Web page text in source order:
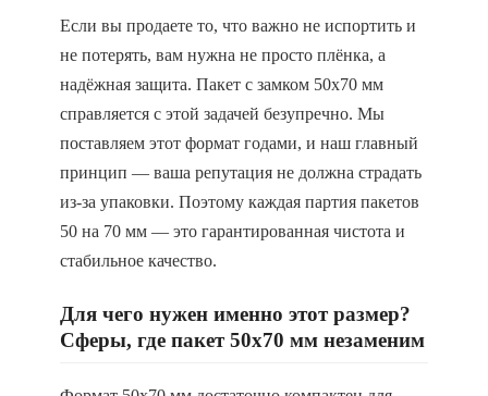
Если вы продаете то, что важно не испортить и
не потерять, вам нужна не просто плёнка, а
надёжная защита. Пакет с замком 50х70 мм
справляется с этой задачей безупречно. Мы
поставляем этот формат годами, и наш главный
принцип — ваша репутация не должна страдать
из-за упаковки. Поэтому каждая партия пакетов
50 на 70 мм — это гарантированная чистота и
стабильное качество.
Для чего нужен именно этот размер?
Сферы, где пакет 50х70 мм незаменим